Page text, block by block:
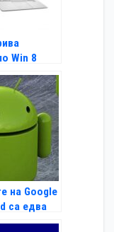
Win 8
на Google
са едва